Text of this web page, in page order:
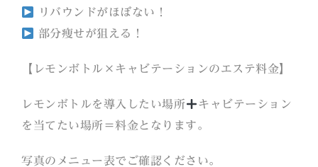
リバウンドがほぼない！
部分痩せが狙える！
【レモンボトル×キャビテーションのエステ料金】
レモンボトルを導入したい場所
キャビテーション
を当てたい場所＝料金となります。
写真のメニュー表でご確認ください。